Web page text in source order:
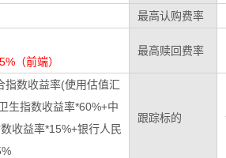
最高认购费率
（前端）
最高赎回费率
指数收益率(使用估值汇
生指数收益率*60%+中
收益率*15%+银行人民
跟踪标的